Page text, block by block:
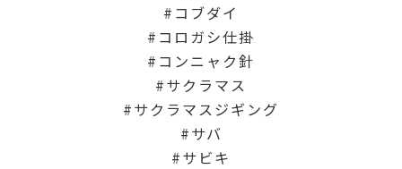
コブダイ
コロガシ仕掛
コンニャク針
サクラマス
サクラマスジギング
サバ
サビキ